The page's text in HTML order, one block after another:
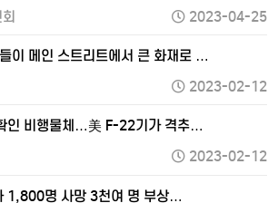
2023-04-25
이 메인 스트리트에서 큰 화재로 …
2023-02-12
인 비행물체…美 F-22기가 격추…
2023-02-12
1,800명 사망 3천여 명 부상…